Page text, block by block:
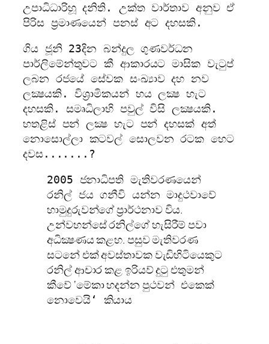
උපාධිධාරිහූ දනිති. උක්ත වාර්තාව අනුව ඒ
පිරිස ප‍්‍රමාණයෙන් පනස් අට දහසකි.
ගිය ජූනි 23දින බන්දුල ගුණවර්ධන
පාර්ලිමේන්තුවට කී ආකාරයට මාසික වැටුප්
ලබන රජයේ සේවක සංඛ්‍යාව දහ නව
ලක්‍ෂයකි. විශ‍්‍රාමිකයන් හය ලක්‍ෂ හැට
දහසකි. සමෘධිලාභි පවුල් විසි ලක්‍ෂයකි.
හතළිස් පන් ලක්‍ෂ හැට පන් දහසක් අත්
නොසොල්ලා කටවල් සොලවන රටක හෙට
දවස.......?
2005 ජනාධිපති මැතිවරණයෙන්
රනිල් ජය ගනීවි යන්න මාදුථවාවේ
හාමුදුරුවන්ගේ ප‍්‍රාර්ථනාව විය.
උන්වහන්සේ රනිල්ගේ හැසිරීම් පවා
අධික්‍ෂණය කළහ. පසුව මැතිවරණ
සටනේ එක් අවස්තාවක වැඩිහිටියෙකුට
රනිල් ආචාර කළ ඉරියව් දුටු එතුමන්
කීවේ ‘මේකා හදන්න පුථවන් එකෙක්
නොවෙයි‘ කියාය